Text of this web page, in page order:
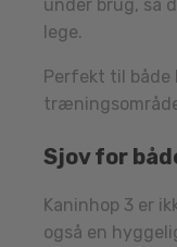
under brug, så
lege.
Perfekt til både
Sjov for
Kaninhop 3 er
også en